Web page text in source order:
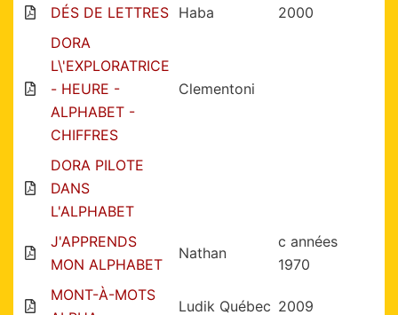
DÉS DE LETTRES Haba
2000
DORA
L\'EXPLORATRICE
- HEURE -
ALPHABET -
CHIFFRES
Clementoni
DORA PILOTE
DANS
L'ALPHABET
J'APPRENDS
MON ALPHABET
Nathan
c années
1970
MONT-À-MOTS
Ludik Québec 2009